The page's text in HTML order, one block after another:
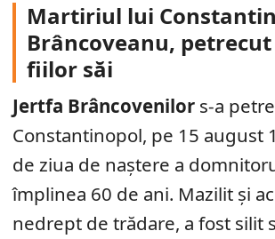
Martiriul lui Constantin
Brâncoveanu,
fiilor săi
Jertfa Brâncovenilor s-a
Constantinopol, pe 15 august
de ziua de naștere a
împlinea 60 de ani. Mazilit și
nedrept de trădare, a fost silit